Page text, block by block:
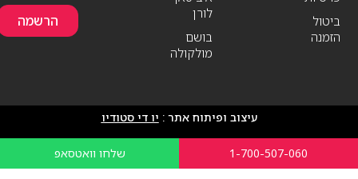
ביטול
הזמנה
לורן
בושם
מולקולה
הרשמה
עיצוב ופיתוח אתר : יו די סטודיו
1-700-507-060 שלחו וואטסאפ